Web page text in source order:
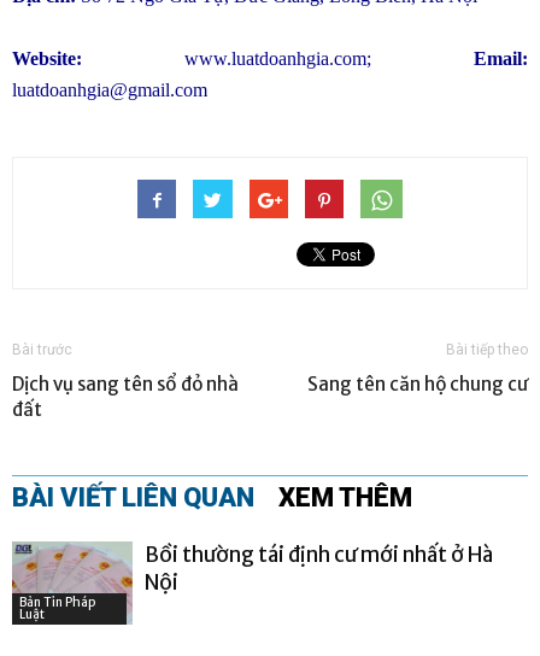
Website: www.luatdoanhgia.com; Email:
luatdoanhgia@gmail.com
Bài trước
Dịch vụ sang tên sổ đỏ nhà
đất
Bài tiếp theo
Sang tên căn hộ chung cư
BÀI VIẾT LIÊN QUAN XEM THÊM
Bản Tin Pháp
Luật
Bồi thường tái định cư mới nhất ở Hà
Nội